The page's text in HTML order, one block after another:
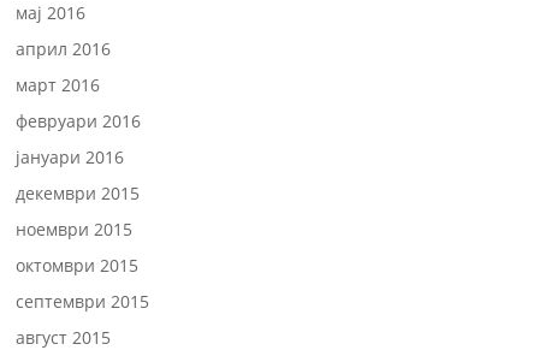
мај 2016
април 2016
март 2016
февруари 2016
јануари 2016
декември 2015
ноември 2015
октомври 2015
септември 2015
август 2015